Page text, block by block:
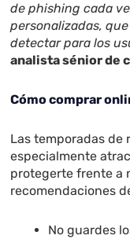
de phishing cada
personalizadas,
detectar para los
analista sénior de
Cómo comprar
Las temporadas de
especialmente
protegerte frente a
recomendaciones
No guardes